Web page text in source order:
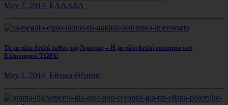
May 7, 2014 ΕΛΛΑΔΑ
Το μεγάλο διπλό λάθος της Άγκυρας – Η μεγάλη διπλή ευκαιρία του
Ελληνισμού ΤΩΡΑ!
May 1, 2014 Εθνικα Θέματα